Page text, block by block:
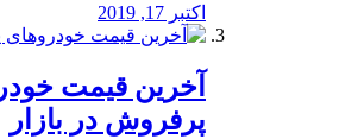
اکتبر 17, 2019
آخرین قیمت
پرفروش در بازار